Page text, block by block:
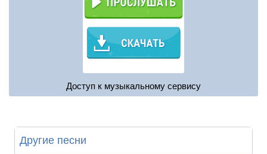
Доступ к музыкальному сервису
Другие песни